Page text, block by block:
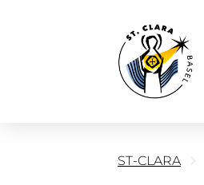
ST-CLARA